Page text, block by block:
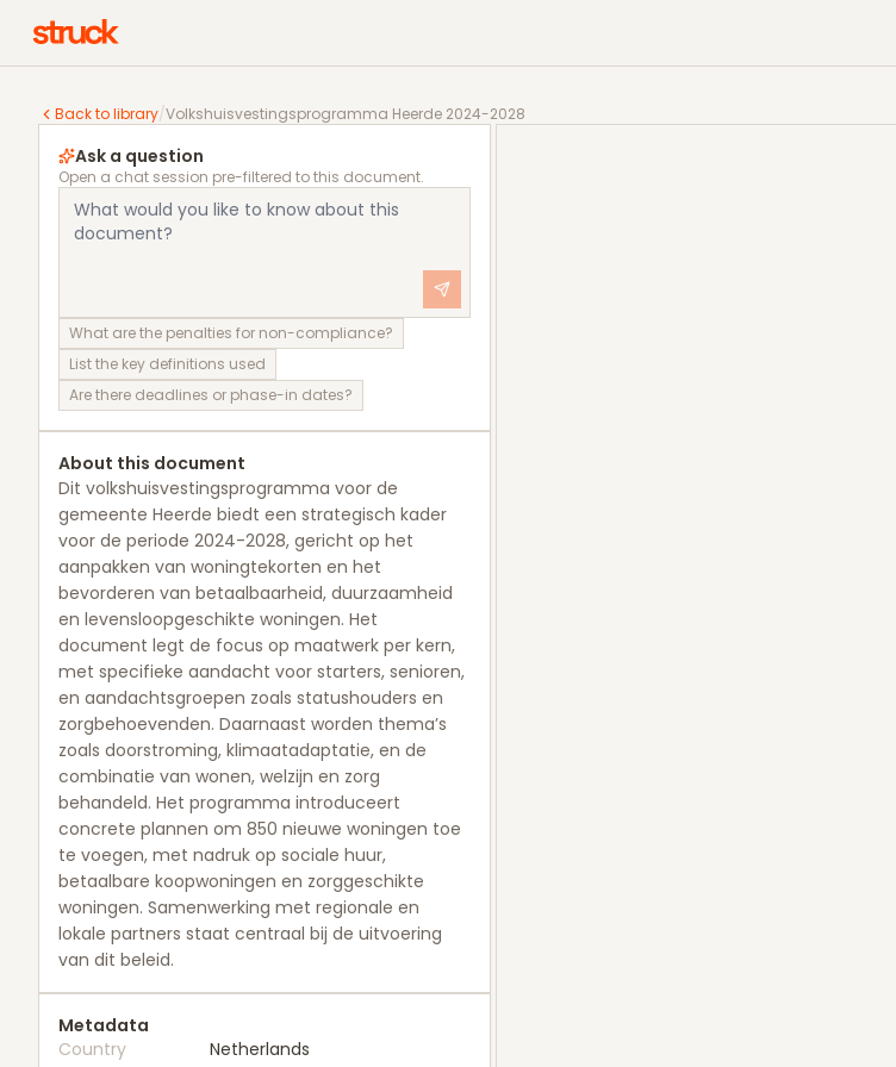
Back to library/Volkshuisvestingsprogramma Heerde 2024-2028
Volkshuisvestingsprogramma Heerde 2024-2028
Ask a question
Open a chat session pre-filtered to this document.
What are the penalties for non-compliance?
List the key definitions used
Are there deadlines or phase-in dates?
About this document
Dit volkshuisvestingsprogramma voor de
gemeente Heerde biedt een strategisch kader
voor de periode 2024-2028, gericht op het
aanpakken van woningtekorten en het
bevorderen van betaalbaarheid, duurzaamheid
en levensloopgeschikte woningen. Het
document legt de focus op maatwerk per kern,
met specifieke aandacht voor starters, senioren,
en aandachtsgroepen zoals statushouders en
zorgbehoevenden. Daarnaast worden thema’s
zoals doorstroming, klimaatadaptatie, en de
combinatie van wonen, welzijn en zorg
behandeld. Het programma introduceert
concrete plannen om 850 nieuwe woningen toe
te voegen, met nadruk op sociale huur,
betaalbare koopwoningen en zorggeschikte
woningen. Samenwerking met regionale en
lokale partners staat centraal bij de uitvoering
van dit beleid.
Metadata
Country
Netherlands